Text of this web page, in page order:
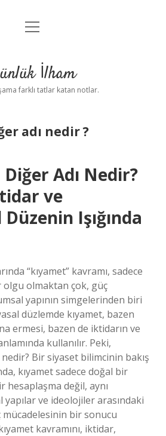
Anasayfa
Yasal Uyarı
menüyü
İlham
farklı tatlar katan notlar.
adı nedir ?
Adı Nedir?
ve
Işığında
“kıyamet” kavramı, sadece
olgu olmaktan çok, güç
yapının simgelerinden biri
düzlemde kıyamet, bazen
ermesi, bazen de iktidarın ve
kullanılır. Peki,
nedir? Bir siyaset bilimcinin bakış
kıyamet sadece doğal bir
hesaplaşma değil, aynı
ve ideolojiler arasındaki
mücadelesinin bir sonucu
kavramını, iktidar,